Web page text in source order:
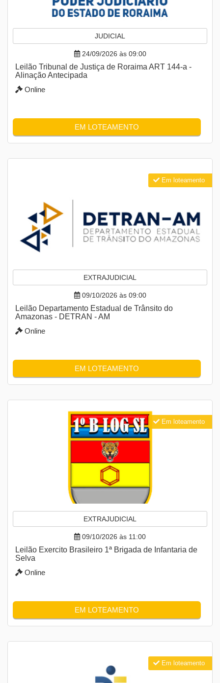
JUDICIAL
24/09/2026 às 09:00
Leilão Tribunal de Justiça de Roraima ART 144-a -
Alinação Antecipada
Online
EM LOTEAMENTO
EXTRAJUDICIAL
09/10/2026 às 09:00
Leilão Departamento Estadual de Trânsito do
Amazonas - DETRAN - AM
Online
EM LOTEAMENTO
Em loteamento
EXTRAJUDICIAL
09/10/2026 às 11:00
Leilão Exercito Brasileiro 1ª Brigada de Infantaria de
Selva
Online
EM LOTEAMENTO
Em loteamento
Em loteamento